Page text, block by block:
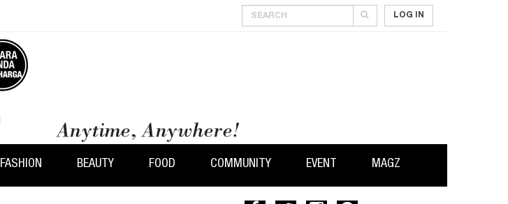
LOG IN
FASHION BEAUTY FOOD COMMUNITY EVENT MAGZ